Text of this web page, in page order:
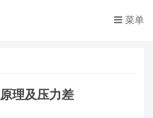
菜单
理及压力差